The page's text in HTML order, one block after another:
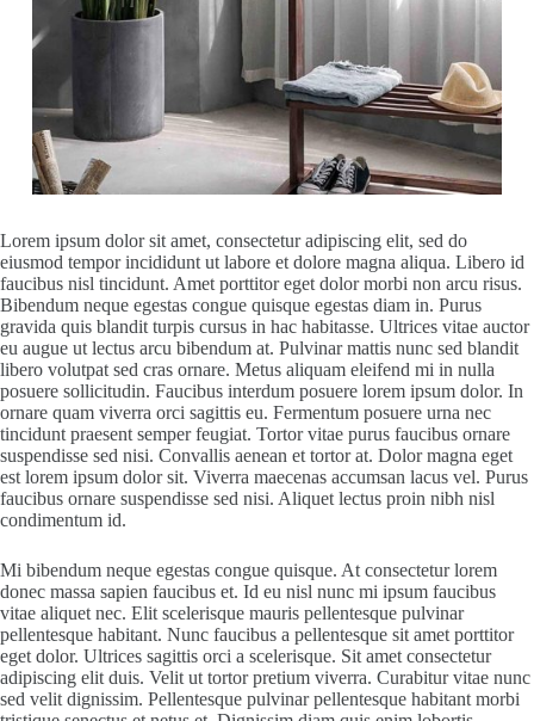
Lorem ipsum dolor sit amet, consectetur adipiscing elit, sed do
eiusmod tempor incididunt ut labore et dolore magna aliqua. Libero id
faucibus nisl tincidunt. Amet porttitor eget dolor morbi non arcu risus.
Bibendum neque egestas congue quisque egestas diam in. Purus
gravida quis blandit turpis cursus in hac habitasse. Ultrices vitae auctor
eu augue ut lectus arcu bibendum at. Pulvinar mattis nunc sed blandit
libero volutpat sed cras ornare. Metus aliquam eleifend mi in nulla
posuere sollicitudin. Faucibus interdum posuere lorem ipsum dolor. In
ornare quam viverra orci sagittis eu. Fermentum posuere urna nec
tincidunt praesent semper feugiat. Tortor vitae purus faucibus ornare
suspendisse sed nisi. Convallis aenean et tortor at. Dolor magna eget
est lorem ipsum dolor sit. Viverra maecenas accumsan lacus vel. Purus
faucibus ornare suspendisse sed nisi. Aliquet lectus proin nibh nisl
condimentum id.
Mi bibendum neque egestas congue quisque. At consectetur lorem
donec massa sapien faucibus et. Id eu nisl nunc mi ipsum faucibus
vitae aliquet nec. Elit scelerisque mauris pellentesque pulvinar
pellentesque habitant. Nunc faucibus a pellentesque sit amet porttitor
eget dolor. Ultrices sagittis orci a scelerisque. Sit amet consectetur
adipiscing elit duis. Velit ut tortor pretium viverra. Curabitur vitae nunc
sed velit dignissim. Pellentesque pulvinar pellentesque habitant morbi